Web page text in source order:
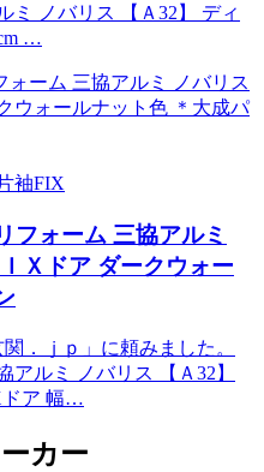
ミ ノバリス 【Ａ32】 ディ
…
袖FIX
フォーム 三協アルミ
Ｘドア ダークウォー
．ｊｐ」に頼みました。
アルミ ノバリス 【Ａ32】
ドア 幅…
カー